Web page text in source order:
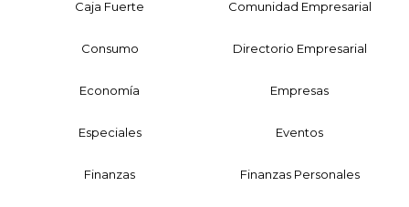
Caja Fuerte Comunidad Empresarial
Consumo Directorio Empresarial
Economía Empresas
Especiales Eventos
Finanzas Finanzas Personales